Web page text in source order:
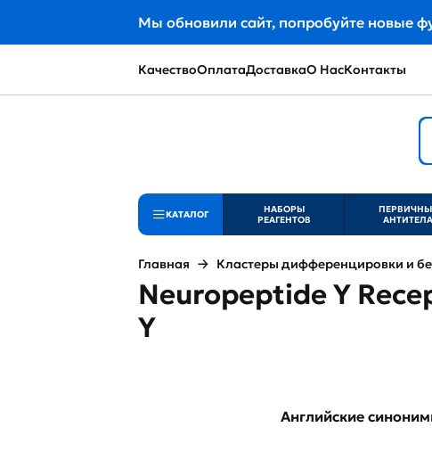
Мы обновили сайт, попробуйте новые
КачествоОплатаДоставкаО НасКонтакты
КАТАЛОГ
НАБОРЫ
РЕАГЕНТОВ
АНТИТЕЛА
Главная Кластеры дифференцировки и
Neuropeptide Y
Y
Английские